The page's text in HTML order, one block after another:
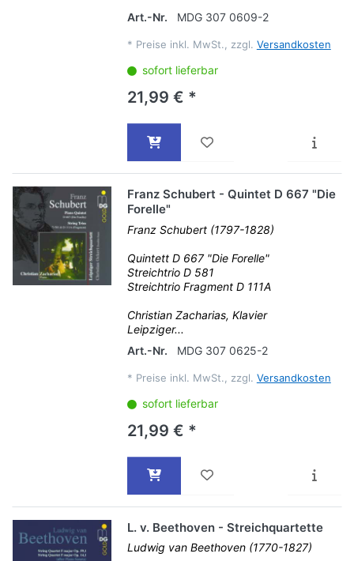
Art.-Nr. MDG 307 0609-2
* Preise inkl. MwSt., zzgl. Versandkosten
sofort lieferbar
21,99 € *
Franz Schubert - Quintet D 667 "Die
Forelle"
Franz Schubert (1797-1828)
Quintett D 667 "Die Forelle"
Streichtrio D 581
Streichtrio Fragment D 111A
Christian Zacharias, Klavier
Leipziger...
Art.-Nr.
MDG 307 0625-2
* Preise inkl. MwSt., zzgl. Versandkosten
sofort lieferbar
21,99 € *
L. v. Beethoven - Streichquartette
Ludwig van Beethoven (1770-1827)